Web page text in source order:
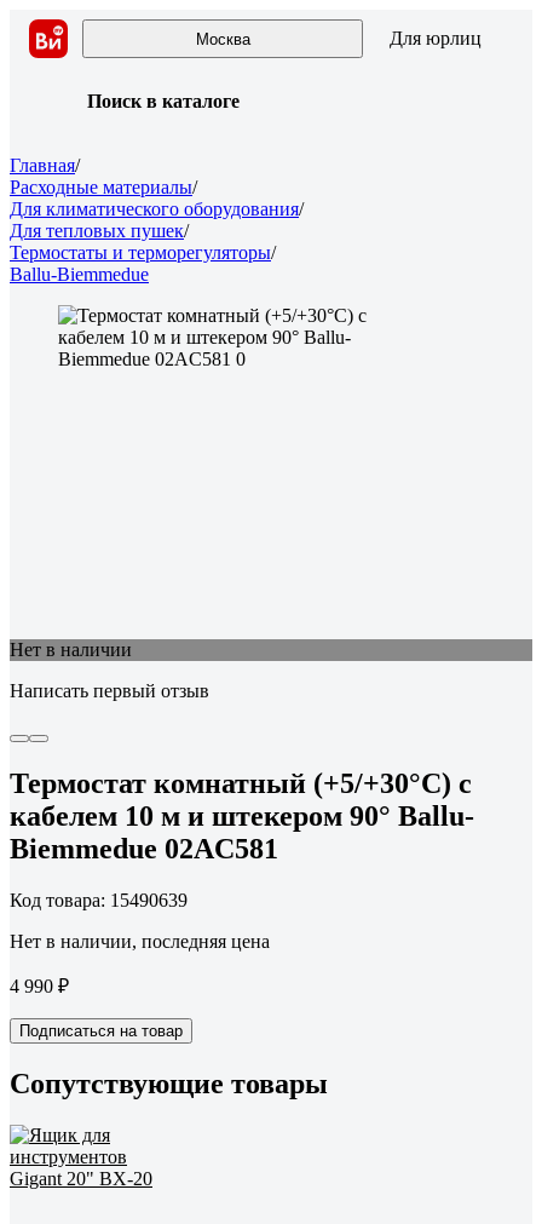
Москва Для юрлиц
Поиск в каталоге
Главная/
Расходные материалы/
Для климатического оборудования/
Для тепловых пушек/
Термостаты и терморегуляторы/
Ballu-Biemmedue
Нет в наличии
Написать первый отзыв
Термостат комнатный (+5/+30°С) с
кабелем 10 м и штекером 90° Ballu-
Biemmedue 02AC581
Код товара: 15490639
Нет в наличии, последняя цена
4 990 ₽
Подписаться на товар
Сопутствующие товары